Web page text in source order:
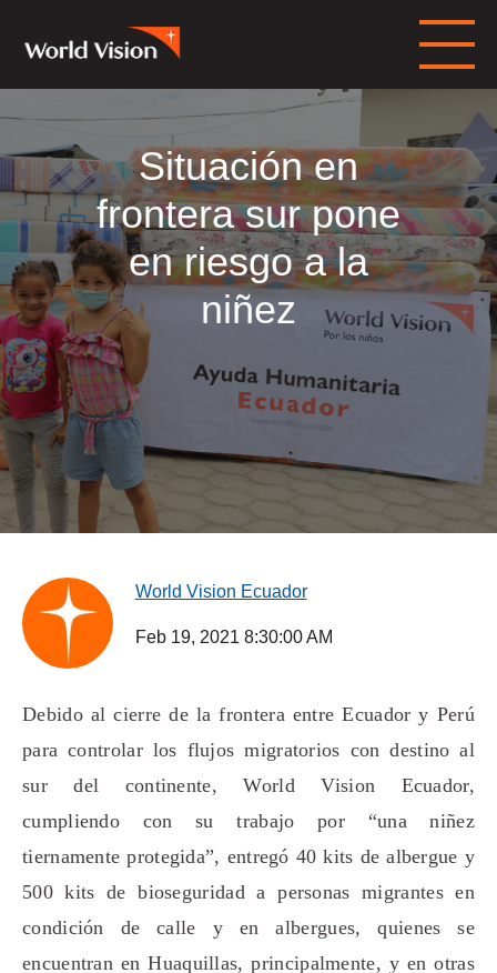
Situación en
frontera sur pone
en riesgo a la
niñez
World Vision Ecuador
Feb 19, 2021 8:30:00 AM
Debido al cierre de la frontera entre Ecuador y Perú
para controlar los flujos migratorios con destino al
sur del continente, World Vision Ecuador,
cumpliendo con su trabajo por “una niñez
tiernamente protegida”, entregó 40 kits de albergue y
500 kits de bioseguridad a personas migrantes en
condición de calle y en albergues, quienes se
encuentran en Huaquillas, principalmente, y en otras